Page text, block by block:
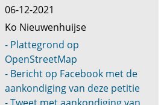
06-12-2021
Ko Nieuwenhuijse
- Plattegrond op
OpenStreetMap
- Bericht op Facebook met de
aankondiging van deze petitie